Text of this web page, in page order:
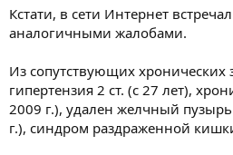
Кстати, в сети Интернет
аналогичными жалобами.
Из сопутствующих хронических
гипертензия 2 ст. (с 27 лет),
2009 г.), удален желчный
г.), синдром раздраженной